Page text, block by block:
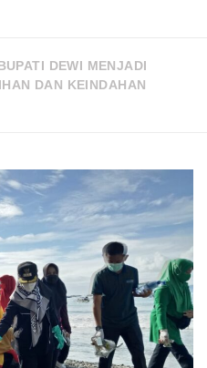
DEWI MENJADI
DAN KEINDAHAN